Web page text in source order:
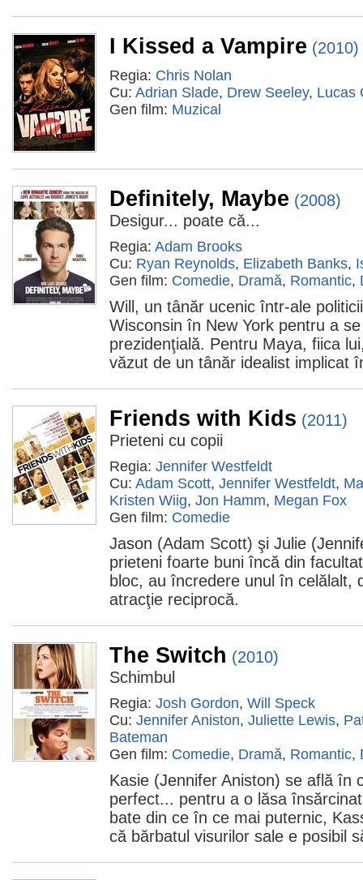
I Kissed a Vampire (2010)
Regia: Chris Nolan
Cu: Adrian Slade, Drew Seeley, Lucas
Gen film: Muzical
Definitely, Maybe (2008)
Desigur... poate că...
Regia: Adam Brooks
Cu: Ryan Reynolds, Elizabeth Banks,
Gen film: Comedie, Dramă, Romantic,
Will, un tânăr ucenic într-ale
Wisconsin în New York pentru a
prezidenţială. Pentru Maya, fiica
văzut de un tânăr idealist implicat
Friends with Kids (2011)
Prieteni cu copii
Regia: Jennifer Westfeldt
Cu: Adam Scott, Jennifer Westfeldt,
Kristen Wiig, Jon Hamm, Megan Fox
Gen film: Comedie
Jason (Adam Scott) şi Julie
prieteni foarte buni încă din
bloc, au încredere unul în celălalt,
atracţie reciprocă.
The Switch (2010)
Schimbul
Regia: Josh Gordon, Will Speck
Cu: Jennifer Aniston, Juliette Lewis,
Bateman
Gen film: Comedie, Dramă, Romantic,
Kasie (Jennifer Aniston) se află în
perfect... pentru a o lăsa
bate din ce în ce mai puternic,
că bărbatul visurilor sale e posibil